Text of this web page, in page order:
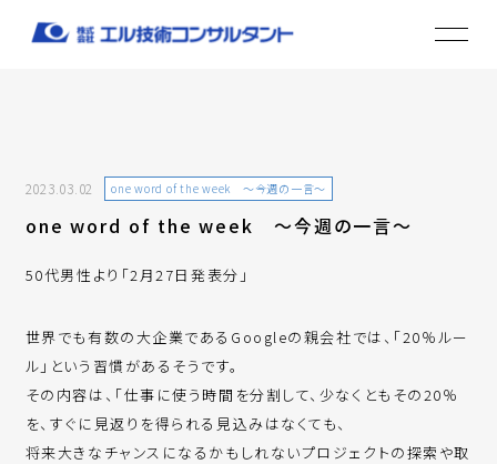
2023.03.02 one word of the week ～今週の一言～
one word of the week ～今週の一言～
50代男性より「2月27日発表分」
世界でも有数の大企業であるGoogleの親会社では、「20％ルー
ル」という習慣があるそうです。
その内容は、「仕事に使う時間を分割して、少なくともその20％
を、すぐに見返りを得られる見込みはなくても、
将来大きなチャンスになるかもしれないプロジェクトの探索や取